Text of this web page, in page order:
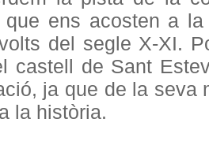
ens acosten a
del segle X-XI.
castell de Sant
ja que de la seva
la història.